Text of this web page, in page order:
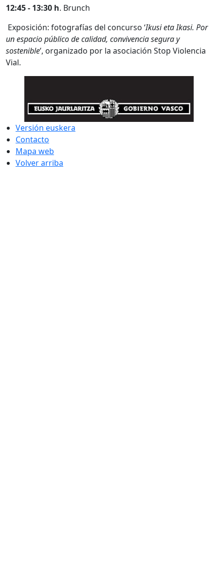
12:45 - 13:30 h. Brunch
Exposición: fotografías del concurso ‘Ikusi eta Ikasi. Por
un espacio público de calidad, convivencia segura y
sostenible’, organizado por la asociación Stop Violencia
Vial.
Versión euskera
Contacto
Mapa web
Volver arriba